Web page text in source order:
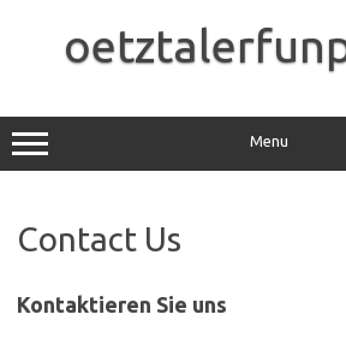
Menu
Contact Us
Kontaktieren Sie uns